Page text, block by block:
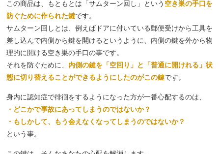
この商品は、もともとは「サムターン回し」という 空き巣の手口を
防ぐために作られた鍵です。
サムターン回しとは、例えばドアに付いている郵便受けから工具を
差し込んで内側から鍵を開けるというように、内側の鍵を外から物
理的に開ける空き巣の手口の事です。
それを防ぐために、 内側の鍵を「空回り」と「普通に開けれる」状
態に切り替えることができるようにしたのがこの鍵です。
身内に認知症で徘徊をするようになった方が一番心配するのは、
・どこかで事故にあってしまうのではないか？
・もしかして、もう会えなくなってしまうのではないか？
という事。